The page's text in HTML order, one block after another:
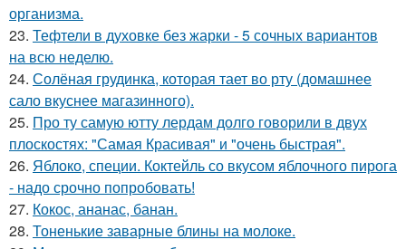
организма.
23. Тефтели в духовке без жарки - 5 сочных вариантов
на всю неделю.
24. Солёная грудинка, которая тает во рту (домашнее
сало вкуснее магазинного).
25. Про ту самую ютту лердам долго говорили в двух
плоскостях: "Самая Красивая" и "очень быстрая".
26. Яблоко, специи. Коктейль со вкусом яблочного пирога
- надо срочно попробовать!
27. Кокос, ананас, банан.
28. Тоненькие заварные блины на молоке.